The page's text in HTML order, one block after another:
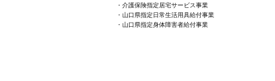
・​介護保険指定居宅サービス事業
・山口県指定日常生活用具給付事業
・山口県指定身体障害者給付事業